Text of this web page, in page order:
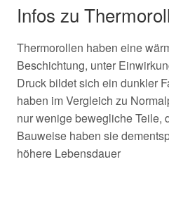
Infos zu
Thermorollen haben eine
Beschichtung, unter
Druck bildet sich ein dunkler
haben im Vergleich zu
nur wenige bewegliche Teile,
Bauweise haben sie
höhere Lebensdauer